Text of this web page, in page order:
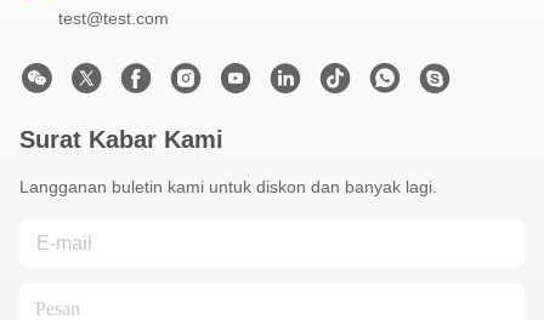
test@test.com
Surat Kabar Kami
Langganan buletin kami untuk diskon dan banyak lagi.